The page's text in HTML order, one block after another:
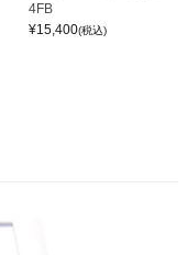
4FB
¥15,400(税込)